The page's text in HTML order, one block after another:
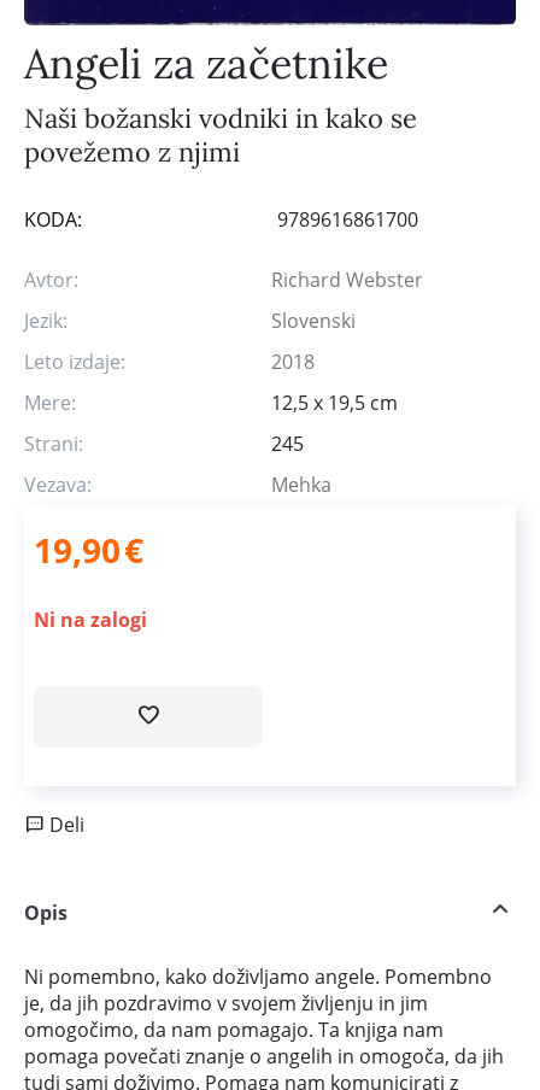
Angeli za začetnike
Naši božanski vodniki in kako se
povežemo z njimi
KODA: 9789616861700
Avtor:
Richard Webster
Jezik:
Slovenski
Leto izdaje:
2018
Mere:
12,5 x 19,5 cm
Strani:
245
Vezava:
Mehka
19,90€
Ni na zalogi
Deli
Opis
Ni pomembno, kako doživljamo angele. Pomembno
je, da jih pozdravimo v svojem življenju in jim
omogočimo, da nam pomagajo. Ta knjiga nam
pomaga povečati znanje o angelih in omogoča, da jih
tudi sami doživimo. Pomaga nam komunicirati z